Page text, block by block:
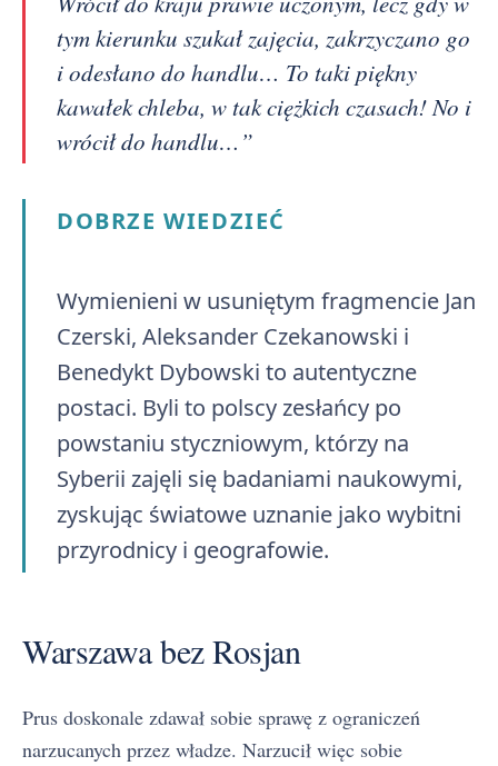
tym kierunku szukał zajęcia, zakrzyczano go
i odesłano do handlu… To taki piękny
kawałek chleba, w tak ciężkich czasach! No i
wrócił do handlu…”
DOBRZE WIEDZIEĆ
Wymienieni w usuniętym fragmencie Jan
Czerski, Aleksander Czekanowski i
Benedykt Dybowski to autentyczne
postaci. Byli to polscy zesłańcy po
powstaniu styczniowym, którzy na
Syberii zajęli się badaniami naukowymi,
zyskując światowe uznanie jako wybitni
przyrodnicy i geografowie.
Warszawa bez Rosjan
Prus doskonale zdawał sobie sprawę z ograniczeń
narzucanych przez władze. Narzucił więc sobie